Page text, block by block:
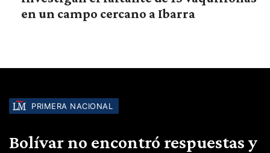
en un campo cercano a Ibarra
PRIMERA NACIONAL
Bolívar no encontró respuestas y